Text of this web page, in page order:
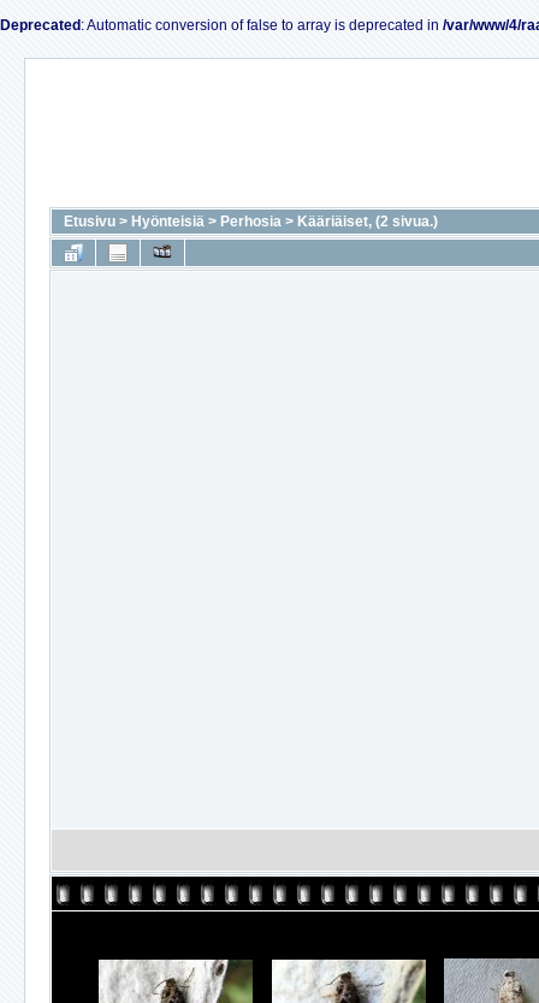
Deprecated : Automatic conversion of false to array is deprecated in /var/www/4/
Etusivu > Hyönteisiä > Perhosia > Kääriäiset, (2 sivua.)